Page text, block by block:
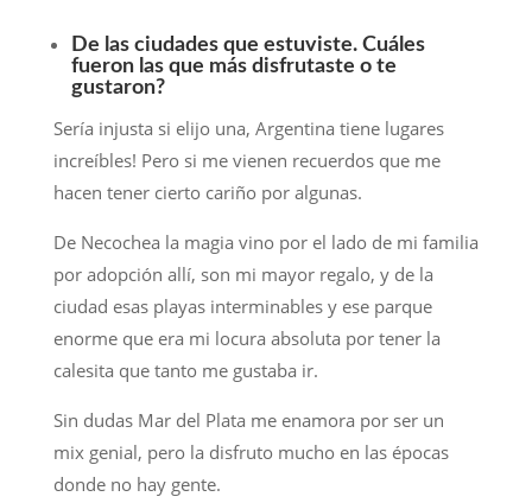
De las ciudades que estuviste. Cuáles
fueron las que más disfrutaste o te
gustaron?
Sería injusta si elijo una, Argentina tiene lugares
increíbles! Pero si me vienen recuerdos que me
hacen tener cierto cariño por algunas.
De Necochea la magia vino por el lado de mi familia
por adopción allí, son mi mayor regalo, y de la
ciudad esas playas interminables y ese parque
enorme que era mi locura absoluta por tener la
calesita que tanto me gustaba ir.
Sin dudas Mar del Plata me enamora por ser un
mix genial, pero la disfruto mucho en las épocas
donde no hay gente.